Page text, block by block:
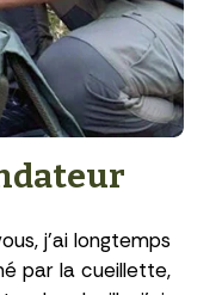
j’ai longtemps
par la cueillette,